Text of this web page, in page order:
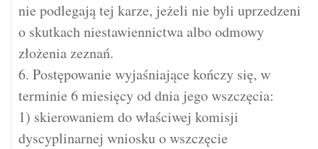
nie podlegają tej karze, jeżeli nie byli uprzedzeni
o skutkach niestawiennictwa albo odmowy
złożenia zeznań.
6. Postępowanie wyjaśniające kończy się, w
terminie 6 miesięcy od dnia jego wszczęcia:
1) skierowaniem do właściwej komisji
dyscyplinarnej wniosku o wszczęcie